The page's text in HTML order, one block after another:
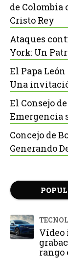
de
Cristo Rey
Ataques
York: Un
El Papa
Una
El Consejo
Emergencia
Concejo de
Generando
Vídeo
rango